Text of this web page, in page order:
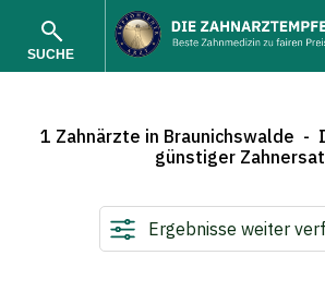
SUCHE
1 Zahnärzte in Braunichswalde -
günstiger
Ergebnisse weiter